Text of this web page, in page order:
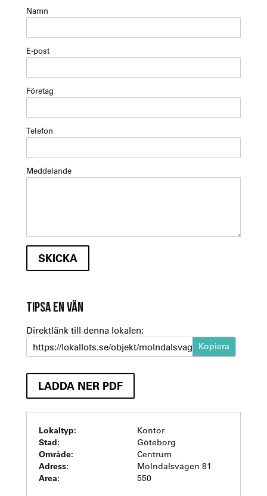
Namn
E-post
Företag
Telefon
Meddelande
TIPSA EN VÄN
Direktlänk till denna lokalen:
https://lokallots.se/objekt/molndalsvagen-81-1-1
LADDA NER PDF
Lokaltyp: Kontor
Stad: Göteborg
Område: Centrum
Adress: Mölndalsvägen 81
Area: 550